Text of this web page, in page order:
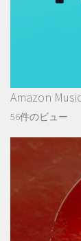
Amazon
56件のビュー